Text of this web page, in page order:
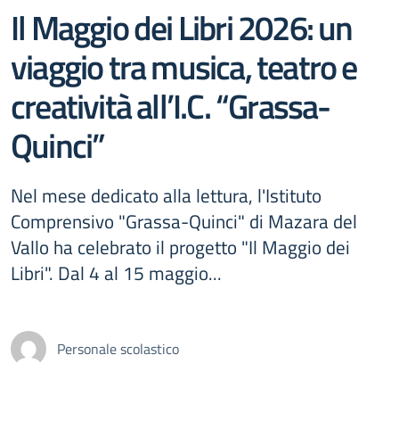
Il Maggio dei Libri 2026: un
viaggio tra musica, teatro e
creatività all’I.C. “Grassa-
Quinci”
Nel mese dedicato alla lettura, l'Istituto
Comprensivo "Grassa-Quinci" di Mazara del
Vallo ha celebrato il progetto "Il Maggio dei
Libri". Dal 4 al 15 maggio...
Personale scolastico